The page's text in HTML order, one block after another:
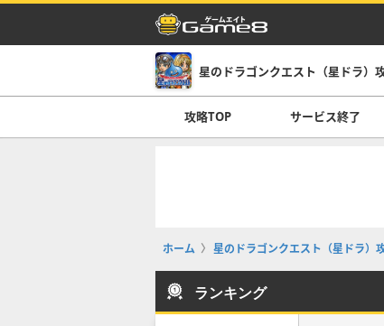
星のドラゴンクエスト（星ドラ）
攻略TOP サービス終了
ホーム 星のドラゴンクエスト（星ドラ）
ランキング